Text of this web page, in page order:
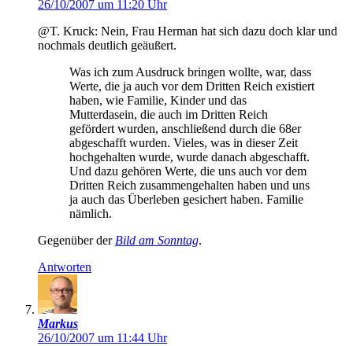
26/10/2007 um 11:20 Uhr
@T. Kruck: Nein, Frau Herman hat sich dazu doch klar und
nochmals deutlich geäußert.
Was ich zum Ausdruck bringen wollte, war, dass
Werte, die ja auch vor dem Dritten Reich existiert
haben, wie Familie, Kinder und das
Mutterdasein, die auch im Dritten Reich
gefördert wurden, anschließend durch die 68er
abgeschafft wurden. Vieles, was in dieser Zeit
hochgehalten wurde, wurde danach abgeschafft.
Und dazu gehören Werte, die uns auch vor dem
Dritten Reich zusammengehalten haben und uns
ja auch das Überleben gesichert haben. Familie
nämlich.
Gegenüber der Bild am Sonntag.
Antworten
Markus
26/10/2007 um 11:44 Uhr